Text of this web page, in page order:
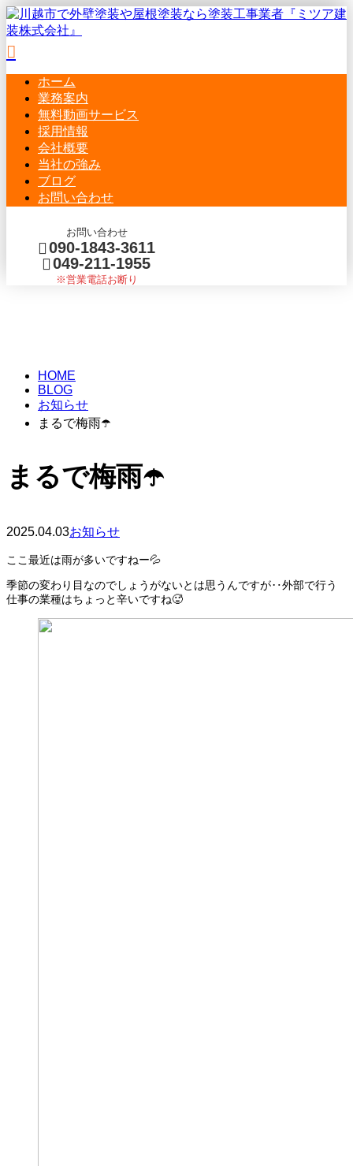
ホーム
業務案内
無料動画サービス
採用情報
会社概要
当社の強み
ブログ
お問い合わせ
お問い合わせ
090-1843-3611
049-211-1955
※営業電話お断り
HOME
BLOG
お知らせ
まるで梅雨☂️
まるで梅雨☂️
2025.04.03お知らせ
ここ最近は雨が多いですねー💦
季節の変わり目なのでしょうがないとは思うんですが‥外部で行う
仕事の業種はちょっと辛いですね🥵